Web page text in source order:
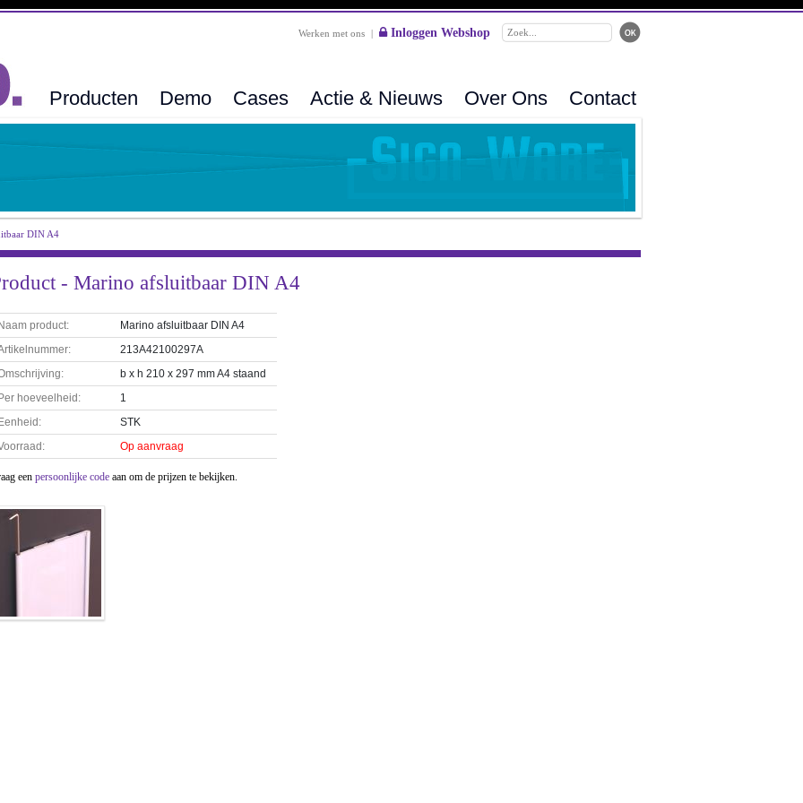
Werken met ons | Inloggen Webshop
Producten Demo Cases Actie & Nieuws Over Ons Contact
DIN A4
- Marino afsluitbaar DIN A4
product:
Marino afsluitbaar DIN A4
213A42100297A
b x h 210 x 297 mm A4 staand
hoeveelheid:
1
STK
Op aanvraag
een persoonlijke code aan om de prijzen te bekijken.